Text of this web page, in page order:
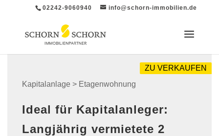
02242-9060940 info@schorn-immobilien.de
Kapitalanlage > Etagenwohnung
ZU VERKAUFEN
Ideal für Kapitalanleger:
Langjährig vermietete 2